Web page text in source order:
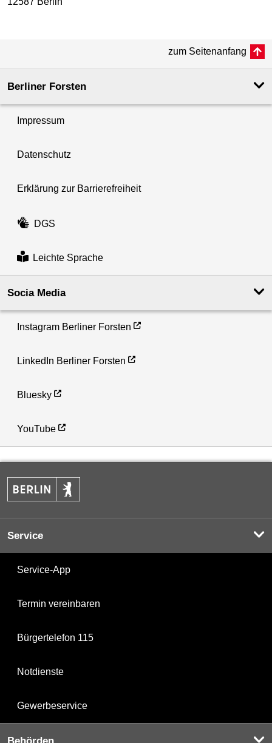
zum Seitenanfang
Berliner Forsten
Impressum
Datenschutz
Erklärung zur Barrierefreiheit
DGS
Leichte Sprache
Socia Media
Instagram Berliner Forsten
LinkedIn Berliner Forsten
Bluesky
YouTube
Service
Service-App
Termin vereinbaren
Bürgertelefon 115
Notdienste
Gewerbeservice